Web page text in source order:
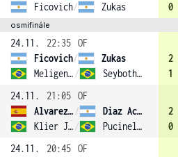
Ficovich/ Zukas
0
osmifinále
24.11. 22:35 OF
Ficovich/
Zukas
Meligeni Rodrigues Alves / Seyboth Wild
2
1
24.11.
21:05 OF
Alvarez Varona /
Diaz Acosta
Klier Junior / Pucinelli De Almeida
2
0
24.11.
20:45 OF